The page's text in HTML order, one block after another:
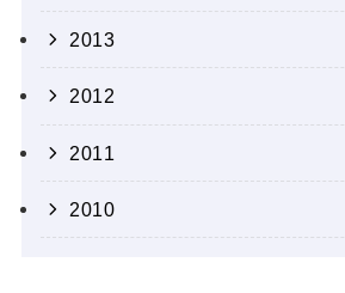
2013
2012
2011
2010